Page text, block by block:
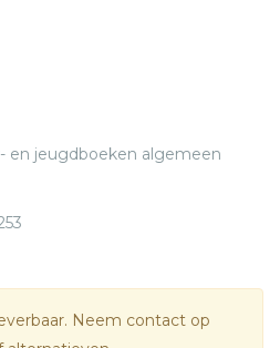
enige wat de duistere figuur
en jeugdboeken algemeen
Neem contact op